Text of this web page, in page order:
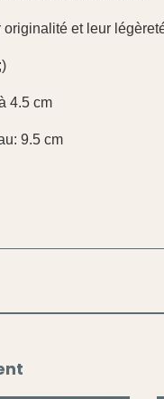
et leur
4.5 cm
9.5 cm